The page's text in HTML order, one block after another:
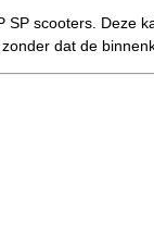
scooters. Deze
dat de